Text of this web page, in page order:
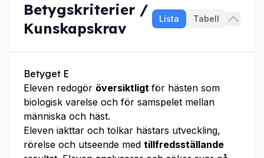
Betygskriterier /
Kunskapskrav
Lista Tabell
Betyget E
Eleven redogör översiktligt för hästen som
biologisk varelse och för samspelet mellan
människa och häst.
Eleven iakttar och tolkar hästars utveckling,
rörelse och utseende med tillfredsställande